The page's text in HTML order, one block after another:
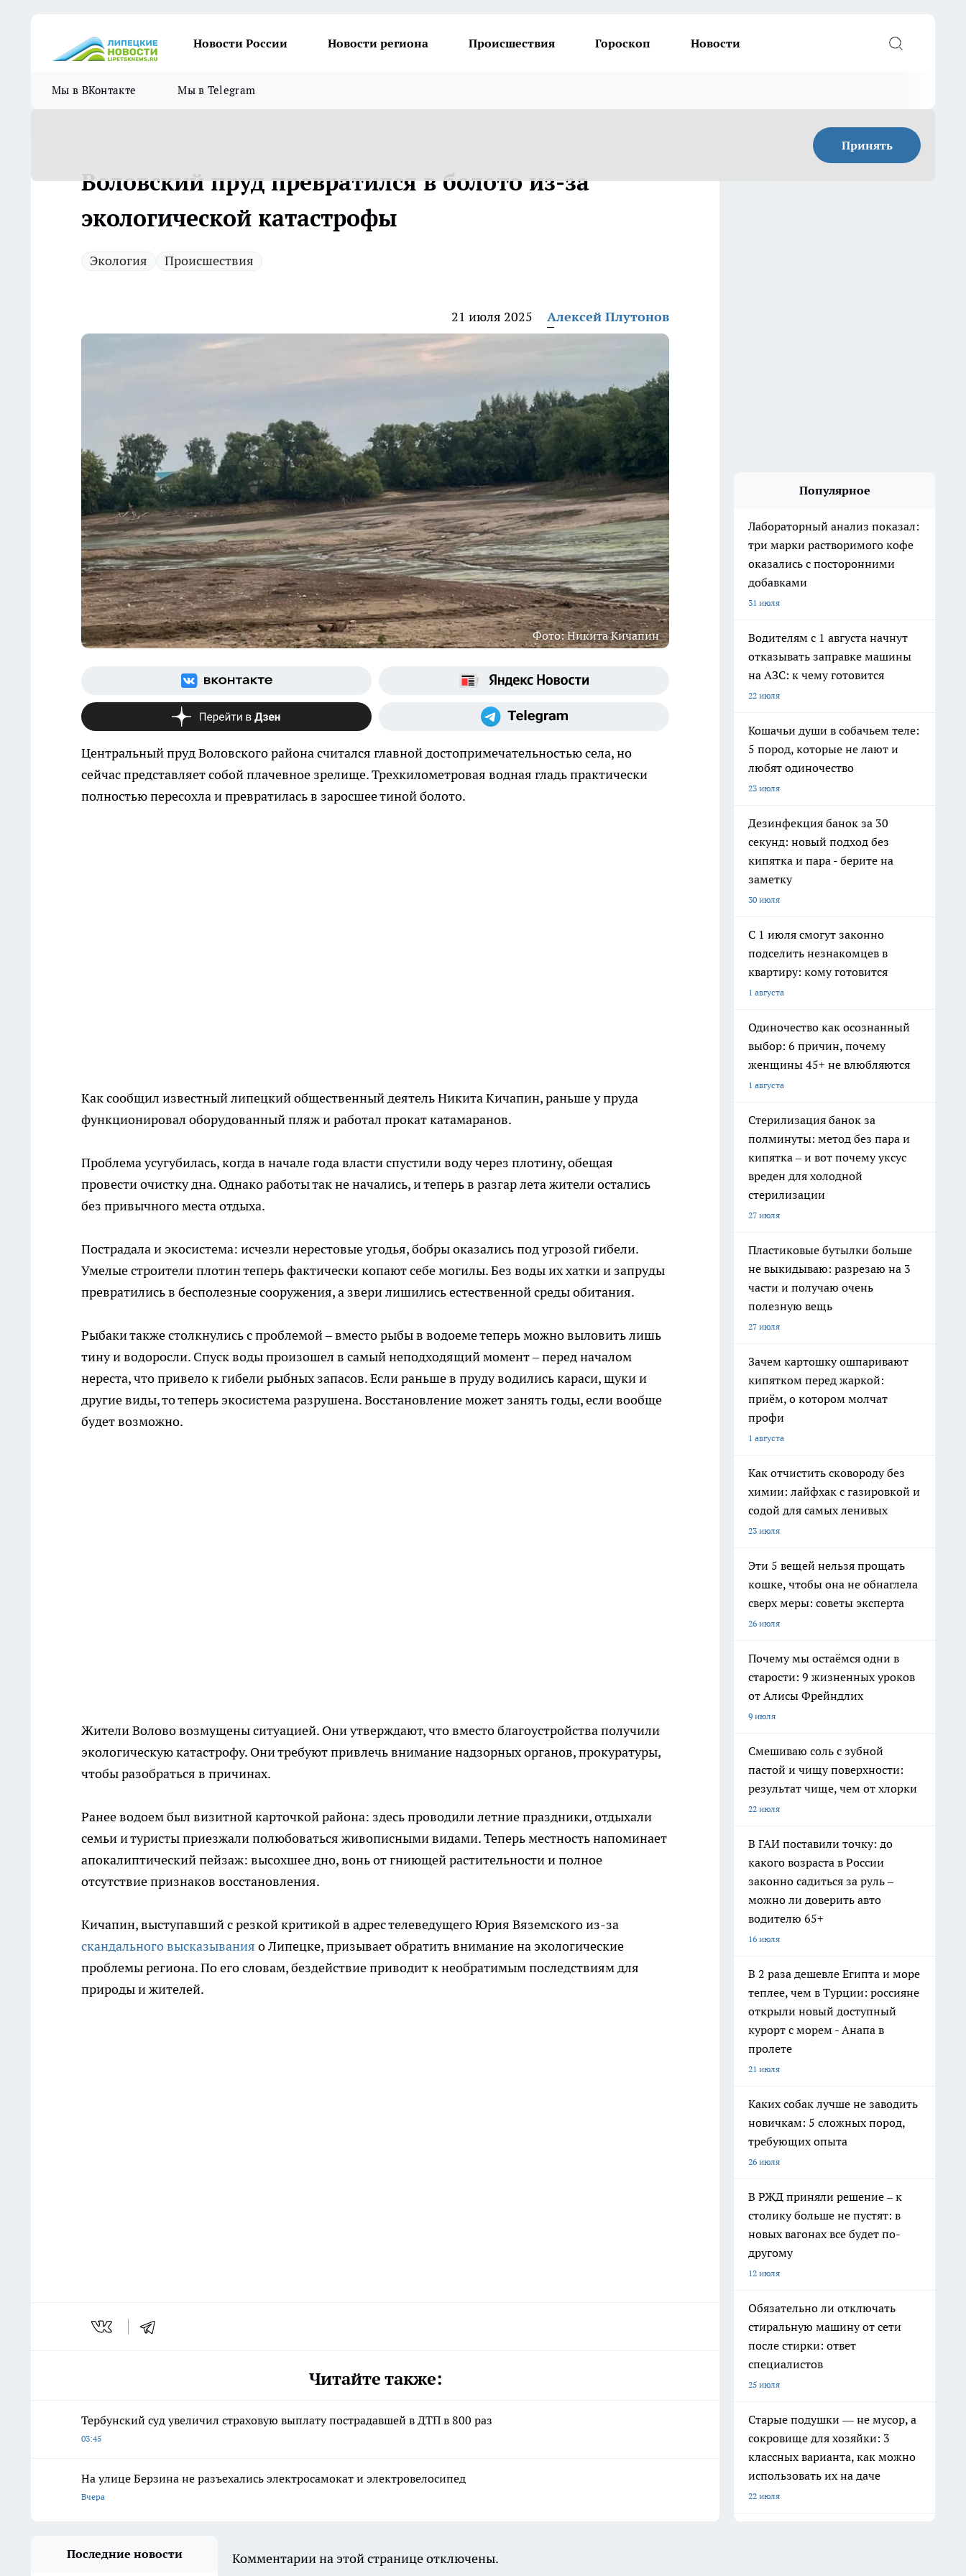
Новости России Новости региона Происшествия Гороскоп Новости
Мы в ВКонтакте Мы в Telegram
Принять
Воловский пруд превратился в болото из-за
экологической катастрофы
Экология Происшествия
21 июля 2025 Алексей Плутонов
Фото: Никита Кичапин
Центральный пруд Воловского района считался главной достопримечательностью села, но
сейчас представляет собой плачевное зрелище. Трехкилометровая водная гладь практически
полностью пересохла и превратилась в заросшее тиной болото.
Как сообщил известный липецкий общественный деятель Никита Кичапин, раньше у пруда
функционировал оборудованный пляж и работал прокат катамаранов.
Проблема усугубилась, когда в начале года власти спустили воду через плотину, обещая
провести очистку дна. Однако работы так не начались, и теперь в разгар лета жители остались
без привычного места отдыха.
Пострадала и экосистема: исчезли нерестовые угодья, бобры оказались под угрозой гибели.
Умелые строители плотин теперь фактически копают себе могилы. Без воды их хатки и запруды
превратились в бесполезные сооружения, а звери лишились естественной среды обитания.
Рыбаки также столкнулись с проблемой – вместо рыбы в водоеме теперь можно выловить лишь
тину и водоросли. Спуск воды произошел в самый неподходящий момент – перед началом
нереста, что привело к гибели рыбных запасов. Если раньше в пруду водились караси, щуки и
другие виды, то теперь экосистема разрушена. Восстановление может занять годы, если вообще
будет возможно.
Жители Волово возмущены ситуацией. Они утверждают, что вместо благоустройства получили
экологическую катастрофу. Они требуют привлечь внимание надзорных органов, прокуратуры,
чтобы разобраться в причинах.
Ранее водоем был визитной карточкой района: здесь проводили летние праздники, отдыхали
семьи и туристы приезжали полюбоваться живописными видами. Теперь местность напоминает
апокалиптический пейзаж: высохшее дно, вонь от гниющей растительности и полное
отсутствие признаков восстановления.
Кичапин, выступавший с резкой критикой в адрес телеведущего Юрия Вяземского из-за
скандального высказывания о Липецке, призывает обратить внимание на экологические
проблемы региона. По его словам, бездействие приводит к необратимым последствиям для
природы и жителей.
Читайте также:
Тербунский суд увеличил страховую выплату пострадавшей в ДТП в 800 раз
03:45
На улице Берзина не разъехались электросамокат и электровелосипед
Вчера
Популярное
Лабораторный анализ показал:
три марки растворимого кофе
оказались с посторонними
добавками
31 июля
Водителям с 1 августа начнут
отказывать заправке машины
на АЗС: к чему готовится
22 июля
Кошачьи души в собачьем теле:
5 пород, которые не лают и
любят одиночество
23 июля
Дезинфекция банок за 30
секунд: новый подход без
кипятка и пара - берите на
заметку
30 июля
С 1 июля смогут законно
подселить незнакомцев в
квартиру: кому готовится
1 августа
Одиночество как осознанный
выбор: 6 причин, почему
женщины 45+ не влюбляются
1 августа
Стерилизация банок за
полминуты: метод без пара и
кипятка – и вот почему уксус
вреден для холодной
стерилизации
27 июля
Пластиковые бутылки больше
не выкидываю: разрезаю на 3
части и получаю очень
полезную вещь
27 июля
Зачем картошку ошпаривают
кипятком перед жаркой:
приём, о котором молчат
профи
1 августа
Как отчистить сковороду без
химии: лайфхак с газировкой и
содой для самых ленивых
23 июля
Эти 5 вещей нельзя прощать
кошке, чтобы она не обнаглела
сверх меры: советы эксперта
26 июля
Почему мы остаёмся одни в
старости: 9 жизненных уроков
от Алисы Фрейндлих
9 июля
Смешиваю соль с зубной
пастой и чищу поверхности:
результат чище, чем от хлорки
22 июля
В ГАИ поставили точку: до
какого возраста в России
законно садиться за руль –
можно ли доверить авто
водителю 65+
16 июля
В 2 раза дешевле Египта и море
теплее, чем в Турции: россияне
открыли новый доступный
курорт с морем - Анапа в
пролете
21 июля
Каких собак лучше не заводить
новичкам: 5 сложных пород,
требующих опыта
26 июля
В РЖД приняли решение – к
столику больше не пустят: в
новых вагонах все будет по-
другому
12 июля
Обязательно ли отключать
стиральную машину от сети
после стирки: ответ
специалистов
25 июля
Старые подушки — не мусор, а
сокровище для хозяйки: 3
классных варианта, как можно
использовать их на даче
22 июля
Последние новости Комментарии на этой странице отключены.